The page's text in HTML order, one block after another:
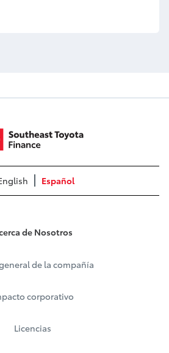
Español
de Nosotros
de la compañía
corporativo
Licencias